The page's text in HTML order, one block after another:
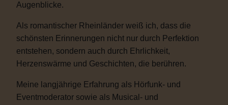
Augenblicke.
Als romantischer Rheinländer weiß ich, dass die
schönsten Erinnerungen nicht nur durch Perfektion
entstehen, sondern auch durch Ehrlichkeit,
Herzenswärme und Geschichten, die berühren.
Meine langjährige Erfahrung als Hörfunk- und
Eventmoderator sowie als Musical- und